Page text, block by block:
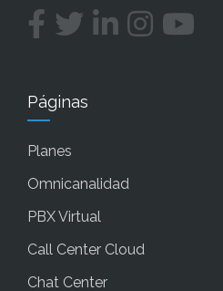
Páginas
Planes
Omnicanalidad
PBX Virtual
Call Center Cloud
Chat Center